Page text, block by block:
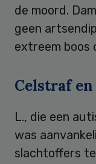
de moord.
geen
extreem boos
Celstraf en
L., die een
was
slachtoffers